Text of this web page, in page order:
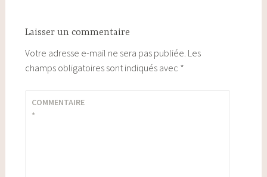
Laisser un commentaire
Votre adresse e-mail ne sera pas publiée. Les
champs obligatoires sont indiqués avec *
COMMENTAIRE
*